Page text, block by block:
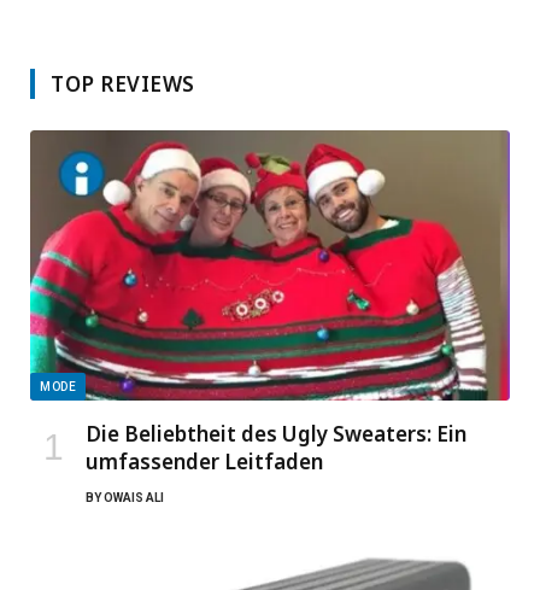
TOP REVIEWS
MODE
Die Beliebtheit des Ugly Sweaters: Ein
umfassender Leitfaden
BYOWAIS ALI